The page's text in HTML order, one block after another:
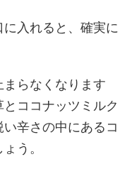
入れると、確実に
らなくなります
ココナッツミルク
辛さの中にあるコ
う。